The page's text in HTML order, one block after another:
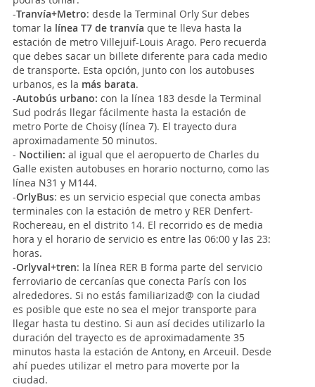
-Tranvía+Metro: desde la Terminal Orly Sur debes
tomar la línea T7 de tranvía que te lleva hasta la
estación de metro Villejuif-Louis Arago. Pero recuerda
que debes sacar un billete diferente para cada medio
de transporte. Esta opción, junto con los autobuses
urbanos, es la más barata.
-Autobús urbano: con la línea 183 desde la Terminal
Sud podrás llegar fácilmente hasta la estación de
metro Porte de Choisy (línea 7). El trayecto dura
aproximadamente 50 minutos.
- Noctilien: al igual que el aeropuerto de Charles du
Galle existen autobuses en horario nocturno, como las
línea N31 y M144.
-OrlyBus: es un servicio especial que conecta ambas
terminales con la estación de metro y RER Denfert-
Rochereau, en el distrito 14. El recorrido es de media
hora y el horario de servicio es entre las 06:00 y las 23:
horas.
-Orlyval+tren: la línea RER B forma parte del servicio
ferroviario de cercanías que conecta París con los
alrededores. Si no estás familiarizad@ con la ciudad
es posible que este no sea el mejor transporte para
llegar hasta tu destino. Si aun así decides utilizarlo la
duración del trayecto es de aproximadamente 35
minutos hasta la estación de Antony, en Arceuil. Desde
ahí puedes utilizar el metro para moverte por la
ciudad.